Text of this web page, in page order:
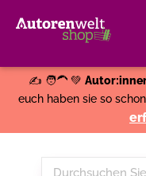
✍️ 🧑‍🦱 💚
euch haben sie so schon
Durchsuchen